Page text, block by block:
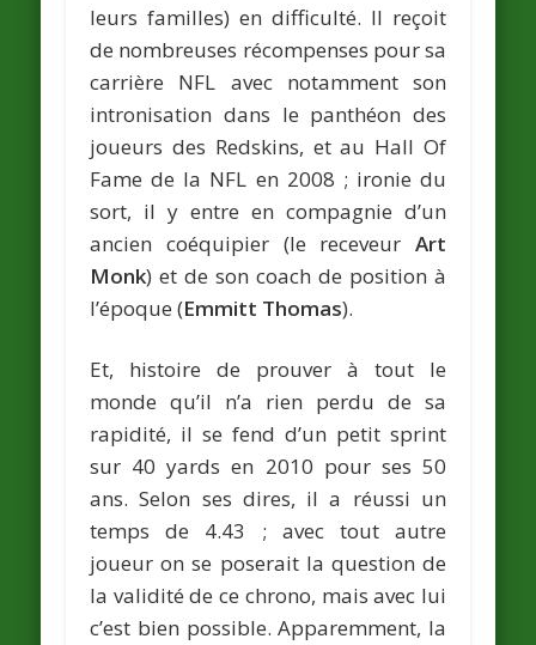
leurs familles) en difficulté. Il reçoit
de nombreuses récompenses pour sa
carrière NFL avec notamment son
intronisation dans le panthéon des
joueurs des Redskins, et au Hall Of
Fame de la NFL en 2008 ; ironie du
sort, il y entre en compagnie d’un
ancien coéquipier (le receveur Art
Monk) et de son coach de position à
l’époque (Emmitt Thomas).
Et, histoire de prouver à tout le
monde qu’il n’a rien perdu de sa
rapidité, il se fend d’un petit sprint
sur 40 yards en 2010 pour ses 50
ans. Selon ses dires, il a réussi un
temps de 4.43 ; avec tout autre
joueur on se poserait la question de
la validité de ce chrono, mais avec lui
c’est bien possible. Apparemment, la